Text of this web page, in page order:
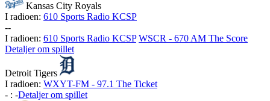
Kansas City Royals
I radioen: 610 Sports Radio KCSP
--
I radioen: 610 Sports Radio KCSP WSCR - 670 AM The Score
Detaljer om spillet
Detroit Tigers
I radioen: WXYT-FM - 97.1 The Ticket
- : -Detaljer om spillet